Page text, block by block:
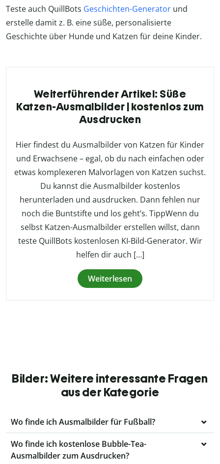
Teste auch QuillBots Geschichten-Generator und
erstelle damit z. B. eine süße, personalisierte
Geschichte über Hunde und Katzen für deine Kinder.
Weiterführender Artikel: Süße
Katzen-Ausmalbilder | kostenlos zum
Ausdrucken
Hier findest du Ausmalbilder von Katzen für Kinder
und Erwachsene – egal, ob du nach einfachen oder
etwas komplexeren Malvorlagen von Katzen suchst.
Du kannst die Ausmalbilder kostenlos
herunterladen und ausdrucken. Dann fehlen nur
noch die Buntstifte und los geht’s. TippWenn du
selbst Katzen-Ausmalbilder erstellen willst, dann
teste QuillBots kostenlosen KI-Bild-Generator. Wir
helfen dir auch […]
Weiterlesen
Bilder: Weitere interessante Fragen
aus der Kategorie
Wo finde ich Ausmalbilder für Fußball?
Wo finde ich kostenlose Bubble-Tea-
Ausmalbilder zum Ausdrucken?